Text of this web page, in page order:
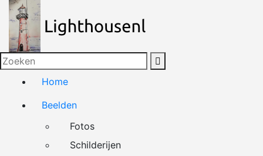
Naar
de
inhoud
springen
Home
Beelden
Fotos
Schilderijen